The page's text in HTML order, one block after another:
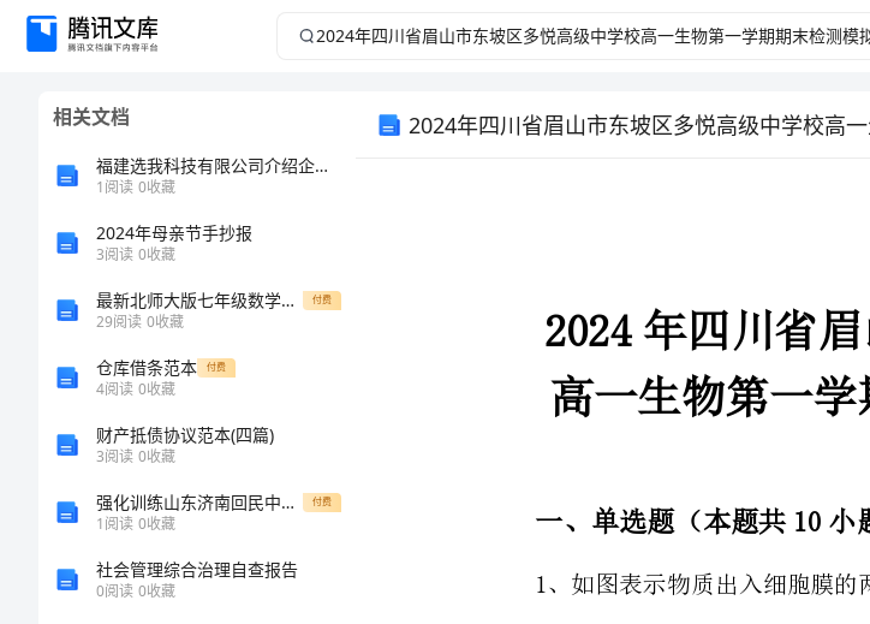
2024
相关文档
福建选我科技有限公司介绍企业发展分析报告
1阅读 0收藏
2024年母亲节手抄报
3阅读 0收藏
最新北师大版七年级数学上册期末试卷及答案2 付费
29阅读 0收藏
仓库借条范本 付费
4阅读 0收藏
财产抵债协议范本(四篇)
3阅读 0收藏
强化训练山东济南回民中学物理八年级下册从粒子到宇宙单元测评试题（含详细解析） 付费
1阅读 0收藏
社会管理综合治理自查报告
0阅读 0收藏
2024年四川省眉山市东坡区多悦高级中学校高